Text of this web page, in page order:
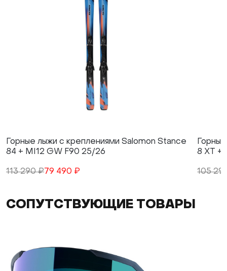
Горные лыжи с креплениями Salomon Stance
84 + MI12 GW F90 25/26
113 290 ₽79 490 ₽
8 XT +
105
СОПУТСТВУЮЩИЕ ТОВАРЫ